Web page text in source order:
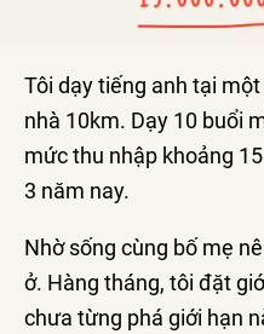
Tôi dạy tiếng anh tại
nhà 10km. Dạy 10 buổi
mức thu nhập khoảng
3 năm nay.
Nhờ sống cùng bố mẹ
ở. Hàng tháng, tôi đặt
chưa từng phá giới hạn